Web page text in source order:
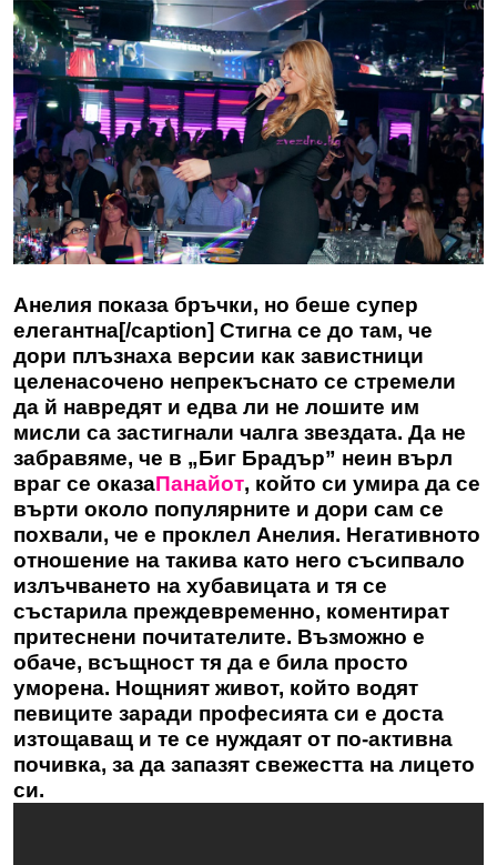
Анелия показа бръчки, но беше супер
елегантна[/caption] Стигна се до там, че
дори плъзнаха версии как завистници
целенасочено непрекъснато се стремели
да й навредят и едва ли не лошите им
мисли са застигнали чалга звездата. Да не
забравяме, че в „Биг Брадър” неин върл
враг се оказаПанайот, който си умира да се
върти около популярните и дори сам се
похвали, че е проклел Анелия. Негативното
отношение на такива като него съсипвало
излъчването на хубавицата и тя се
състарила преждевременно, коментират
притеснени почитателите. Възможно е
обаче, всъщност тя да е била просто
уморена. Нощният живот, който водят
певиците заради професията си е доста
изтощаващ и те се нуждаят от по-активна
почивка, за да запазят свежестта на лицето
си.